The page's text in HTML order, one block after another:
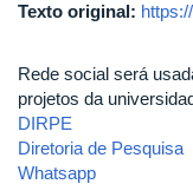
Texto original:
Rede social será
projetos da
DIRPE
Diretoria de Pesquisa
Whatsapp